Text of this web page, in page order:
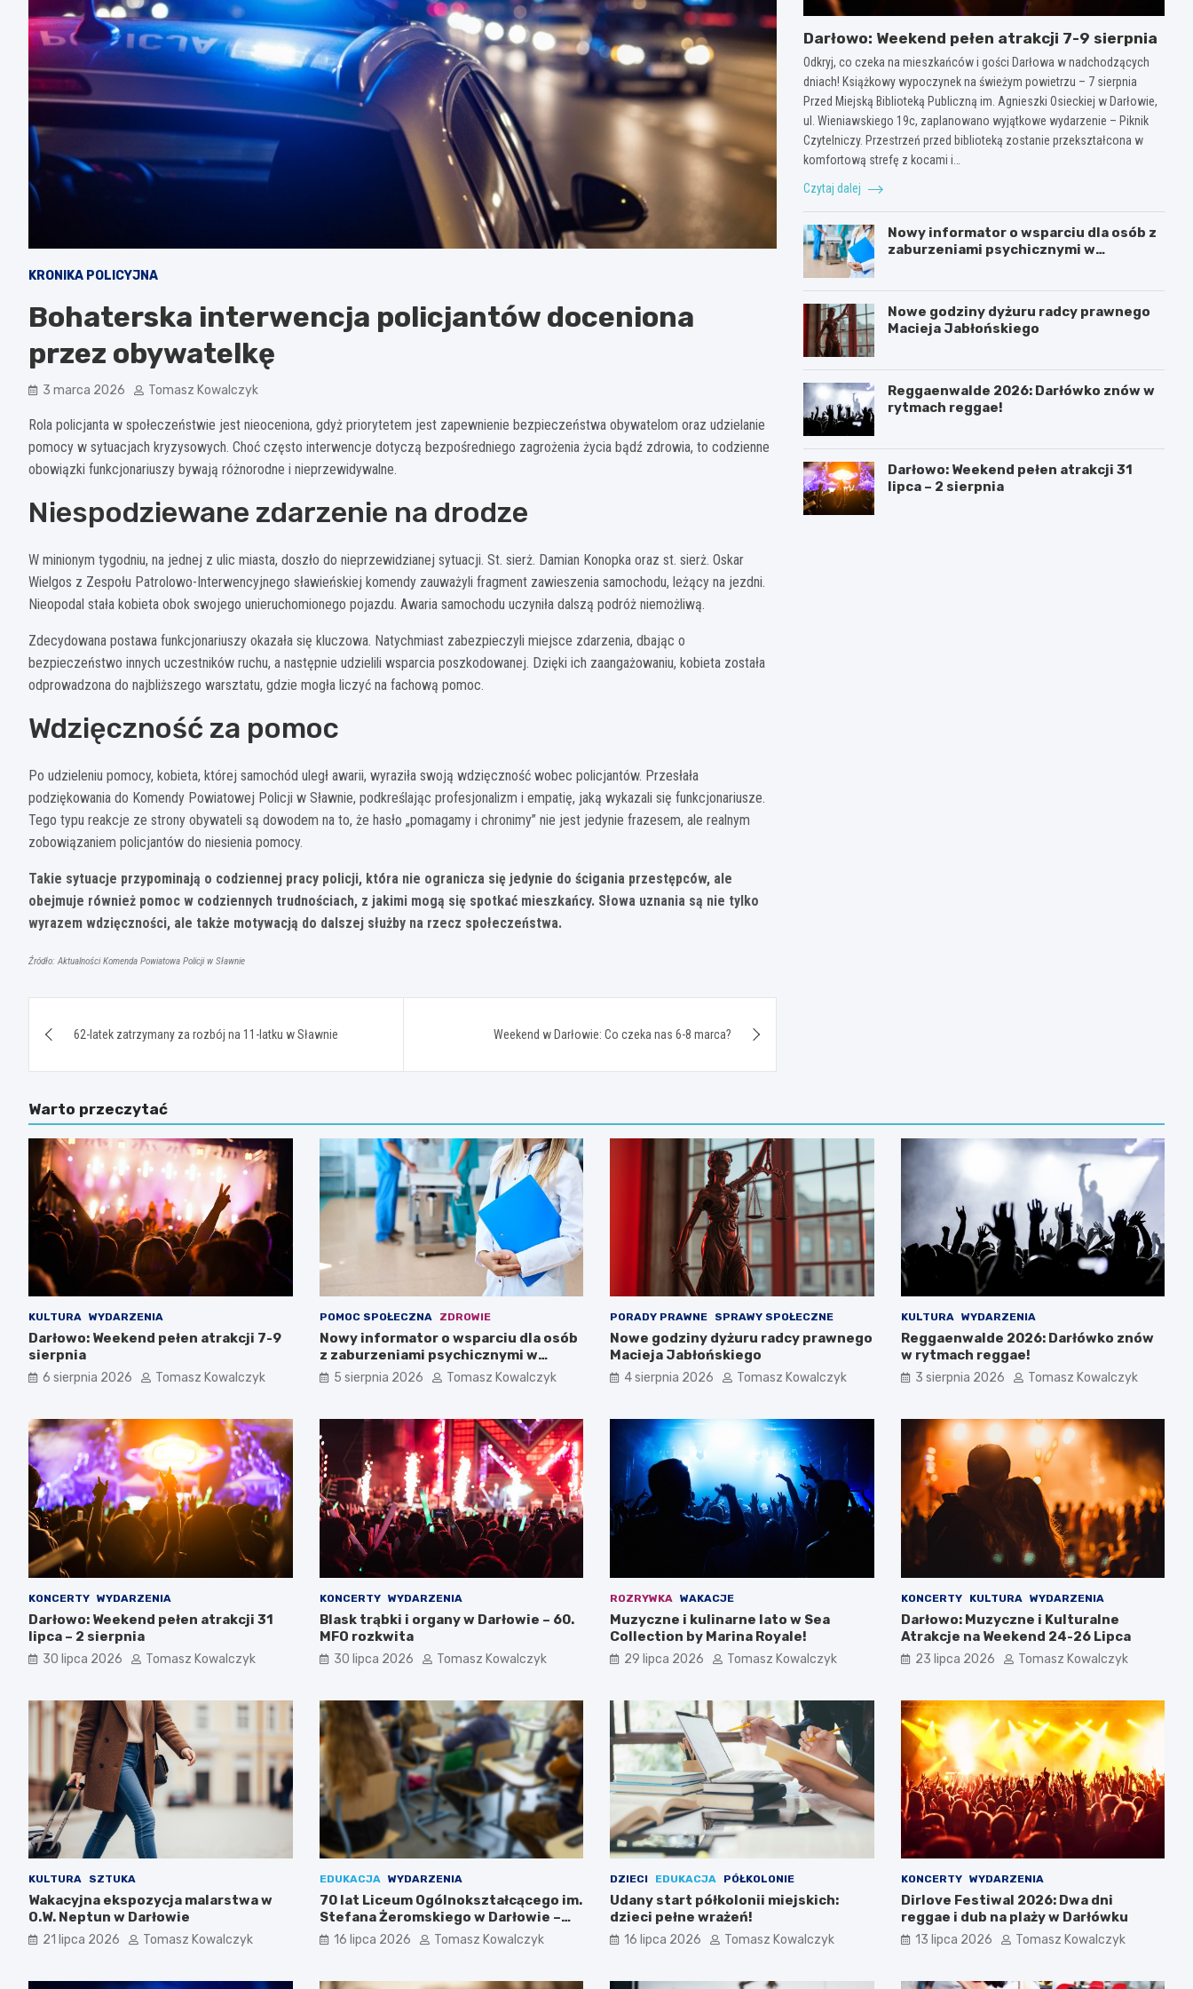
KRONIKA POLICYJNA
Bohaterska interwencja policjantów doceniona
przez obywatelkę
3 marca 2026 Tomasz Kowalczyk
Rola policjanta w społeczeństwie jest nieoceniona, gdyż priorytetem jest zapewnienie bezpieczeństwa obywatelom oraz udzielanie
pomocy w sytuacjach kryzysowych. Choć często interwencje dotyczą bezpośredniego zagrożenia życia bądź zdrowia, to codzienne
obowiązki funkcjonariuszy bywają różnorodne i nieprzewidywalne.
Niespodziewane zdarzenie na drodze
W minionym tygodniu, na jednej z ulic miasta, doszło do nieprzewidzianej sytuacji. St. sierż. Damian Konopka oraz st. sierż. Oskar
Wielgos z Zespołu Patrolowo-Interwencyjnego sławieńskiej komendy zauważyli fragment zawieszenia samochodu, leżący na jezdni.
Nieopodal stała kobieta obok swojego unieruchomionego pojazdu. Awaria samochodu uczyniła dalszą podróż niemożliwą.
Zdecydowana postawa funkcjonariuszy okazała się kluczowa. Natychmiast zabezpieczyli miejsce zdarzenia, dbając o
bezpieczeństwo innych uczestników ruchu, a następnie udzielili wsparcia poszkodowanej. Dzięki ich zaangażowaniu, kobieta została
odprowadzona do najbliższego warsztatu, gdzie mogła liczyć na fachową pomoc.
Wdzięczność za pomoc
Po udzieleniu pomocy, kobieta, której samochód uległ awarii, wyraziła swoją wdzięczność wobec policjantów. Przesłała
podziękowania do Komendy Powiatowej Policji w Sławnie, podkreślając profesjonalizm i empatię, jaką wykazali się funkcjonariusze.
Tego typu reakcje ze strony obywateli są dowodem na to, że hasło „pomagamy i chronimy” nie jest jedynie frazesem, ale realnym
zobowiązaniem policjantów do niesienia pomocy.
Takie sytuacje przypominają o codziennej pracy policji, która nie ogranicza się jedynie do ścigania przestępców, ale
obejmuje również pomoc w codziennych trudnościach, z jakimi mogą się spotkać mieszkańcy. Słowa uznania są nie tylko
wyrazem wdzięczności, ale także motywacją do dalszej służby na rzecz społeczeństwa.
Źródło: Aktualności Komenda Powiatowa Policji w Sławnie
wpisu
62-latek zatrzymany za rozbój na 11-latku w Sławnie Weekend w Darłowie: Co czeka nas 6-8 marca?
Darłowo: Weekend pełen atrakcji 7-9 sierpnia
Odkryj, co czeka na mieszkańców i gości Darłowa w nadchodzących
dniach! Książkowy wypoczynek na świeżym powietrzu – 7 sierpnia
Przed Miejską Biblioteką Publiczną im. Agnieszki Osieckiej w Darłowie,
ul. Wieniawskiego 19c, zaplanowano wyjątkowe wydarzenie – Piknik
Czytelniczy. Przestrzeń przed biblioteką zostanie przekształcona w
komfortową strefę z kocami i…
Czytaj dalej
Nowy informator o wsparciu dla osób z
zaburzeniami psychicznymi w
Nowe godziny dyżuru radcy prawnego
Macieja Jabłońskiego
Reggaenwalde 2026: Darłówko znów w
rytmach reggae!
Darłowo: Weekend pełen atrakcji 31
lipca – 2 sierpnia
Warto przeczytać
KULTURA WYDARZENIA
Darłowo: Weekend pełen atrakcji 7-9
sierpnia
6 sierpnia 2026 Tomasz Kowalczyk
POMOC SPOŁECZNA ZDROWIE
Nowy informator o wsparciu dla osób
z zaburzeniami psychicznymi w
Zachodniopomorskiem na 2026 rok
5 sierpnia 2026 Tomasz Kowalczyk
PORADY PRAWNE SPRAWY SPOŁECZNE
Nowe godziny dyżuru radcy prawnego
Macieja Jabłońskiego
4 sierpnia 2026 Tomasz Kowalczyk
KULTURA WYDARZENIA
Reggaenwalde 2026: Darłówko znów
w rytmach reggae!
3 sierpnia 2026 Tomasz Kowalczyk
KONCERTY WYDARZENIA
Darłowo: Weekend pełen atrakcji 31
lipca – 2 sierpnia
30 lipca 2026 Tomasz Kowalczyk
KONCERTY WYDARZENIA
Blask trąbki i organy w Darłowie – 60.
MFO rozkwita
30 lipca 2026 Tomasz Kowalczyk
ROZRYWKA WAKACJE
Muzyczne i kulinarne lato w Sea
Collection by Marina Royale!
29 lipca 2026 Tomasz Kowalczyk
KONCERTY KULTURA WYDARZENIA
Darłowo: Muzyczne i Kulturalne
Atrakcje na Weekend 24-26 Lipca
23 lipca 2026 Tomasz Kowalczyk
KULTURA SZTUKA
Wakacyjna ekspozycja malarstwa w
O.W. Neptun w Darłowie
21 lipca 2026 Tomasz Kowalczyk
EDUKACJA WYDARZENIA
70 lat Liceum Ogólnokształcącego im.
Stefana Żeromskiego w Darłowie –
Świętuj z nami!
16 lipca 2026 Tomasz Kowalczyk
DZIECI EDUKACJA PÓŁKOLONIE
Udany start półkolonii miejskich:
dzieci pełne wrażeń!
16 lipca 2026 Tomasz Kowalczyk
KONCERTY WYDARZENIA
Dirlove Festiwal 2026: Dwa dni
reggae i dub na plaży w Darłówku
13 lipca 2026 Tomasz Kowalczyk